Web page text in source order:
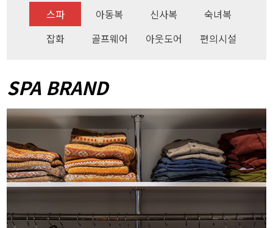
스파 아동복 신사복
숙녀복
잡화
골프웨어 아웃도어 편의시설
SPA BRAND